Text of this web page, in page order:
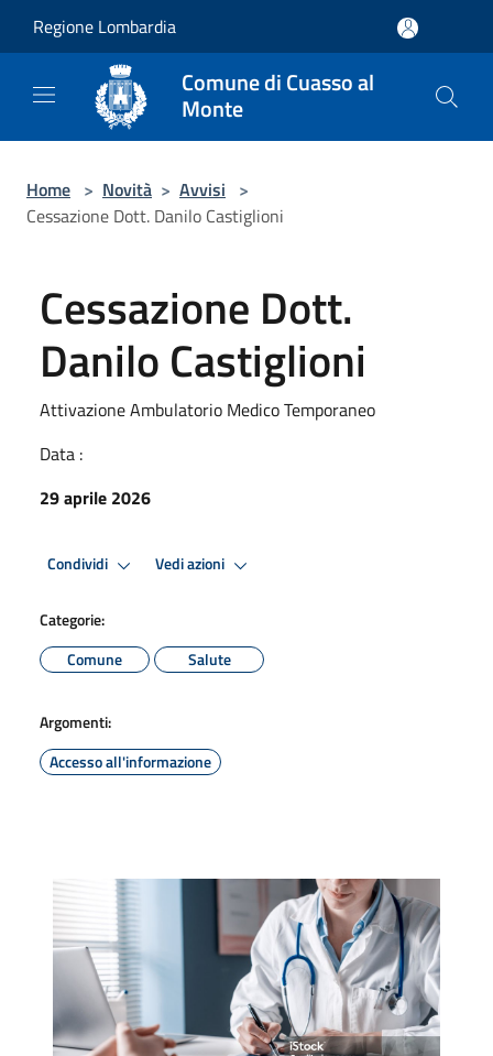
Regione Lombardia
Comune di Cuasso al
Monte
Home > Novità > Avvisi >
Cessazione Dott. Danilo Castiglioni
Cessazione Dott.
Danilo Castiglioni
Attivazione Ambulatorio Medico Temporaneo
Data :
29 aprile 2026
Condividi Vedi azioni
Categorie:
Comune
Salute
Argomenti:
Accesso all'informazione